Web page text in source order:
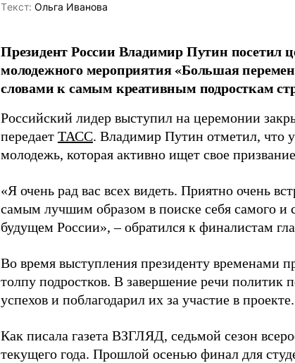
Tекст: Ольга Иванова
Президент России Владимир Путин посетил
молодежного мероприятия «Большая
словами к самым креативным подросткам
Российский лидер выступил на церемонии
передает ТАСС. Владимир Путин отметил, что
молодежь, которая активно ищет свое
«Я очень рад вас всех видеть. Приятно очень
самым лучшим образом в поиске себя самого и
будущем России», – обратился к финалистам
Во время выступления президенту временами
толпу подростков. В завершение речи
успехов и поблагодарил их за участие в проекте.
Как писала газета ВЗГЛЯД, седьмой сезон
текущего года. Прошлой осенью финал для